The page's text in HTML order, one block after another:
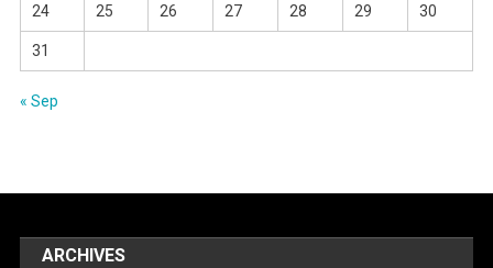
24 25 26 27 28 29 30
31
« Sep
ARCHIVES